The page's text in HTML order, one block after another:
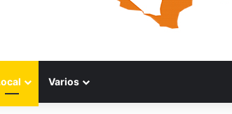
Varios